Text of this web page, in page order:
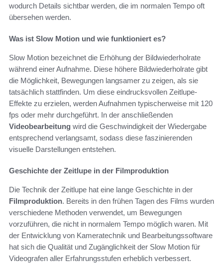
wodurch Details sichtbar werden, die im normalen Tempo oft
übersehen werden.
Was ist Slow Motion und wie funktioniert es?
Slow Motion bezeichnet die Erhöhung der Bildwiederholrate
während einer Aufnahme. Diese höhere Bildwiederholrate gibt
die Möglichkeit, Bewegungen langsamer zu zeigen, als sie
tatsächlich stattfinden. Um diese eindrucksvollen Zeitlupe-
Effekte zu erzielen, werden Aufnahmen typischerweise mit 120
fps oder mehr durchgeführt. In der anschließenden
Videobearbeitung wird die Geschwindigkeit der Wiedergabe
entsprechend verlangsamt, sodass diese faszinierenden
visuelle Darstellungen entstehen.
Geschichte der Zeitlupe in der Filmproduktion
Die Technik der Zeitlupe hat eine lange Geschichte in der
Filmproduktion. Bereits in den frühen Tagen des Films wurden
verschiedene Methoden verwendet, um Bewegungen
vorzuführen, die nicht in normalem Tempo möglich waren. Mit
der Entwicklung von Kameratechnik und Bearbeitungssoftware
hat sich die Qualität und Zugänglichkeit der Slow Motion für
Videografen aller Erfahrungsstufen erheblich verbessert.